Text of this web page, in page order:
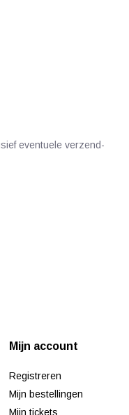
eventuele verzend-
Mijn account
Registreren
Mijn bestellingen
Mijn tickets